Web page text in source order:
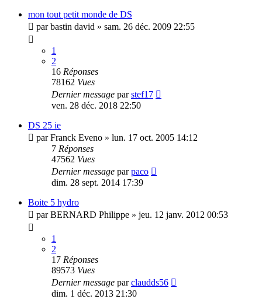
mon tout petit monde de DS
parbastin david » sam. 26 déc. 2009 22:55
1
2
16 Réponses
78162 Vues
Dernier message parstef17
ven. 28 déc. 2018 22:50
DS 25 ie
parFranck Eveno » lun. 17 oct. 2005 14:12
7 Réponses
47562 Vues
Dernier message parpaco
dim. 28 sept. 2014 17:39
Boite 5 hydro
parBERNARD Philippe » jeu. 12 janv. 2012 00:53
1
2
17 Réponses
89573 Vues
Dernier message parclaudds56
dim. 1 déc. 2013 21:30